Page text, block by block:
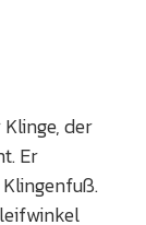
der
Er